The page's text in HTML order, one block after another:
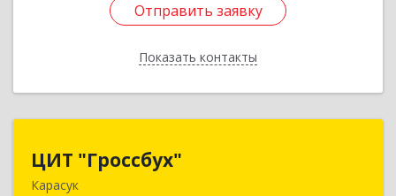
Отправить заявку
Показать контакты
Отправить заявку
Назад
ЦИТ "Гроссбух"
Карасук
632861, Новосибирская обл, Карасукский р-н,